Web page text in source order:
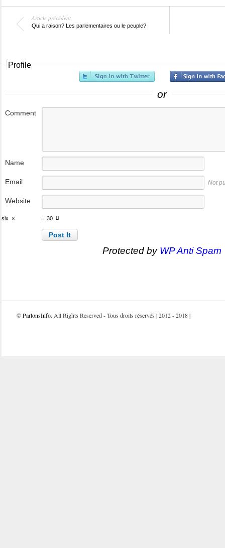
Article précédent
Qui a raison? Les parlementaires ou le peuple?
Profile
or
Comment
Name
Email Not
Website
six × = 30
Protected by WP Anti Spam
©ParlonsInfo. All Rights Reserved - Tous droits réservés | 2012 - 2018 |